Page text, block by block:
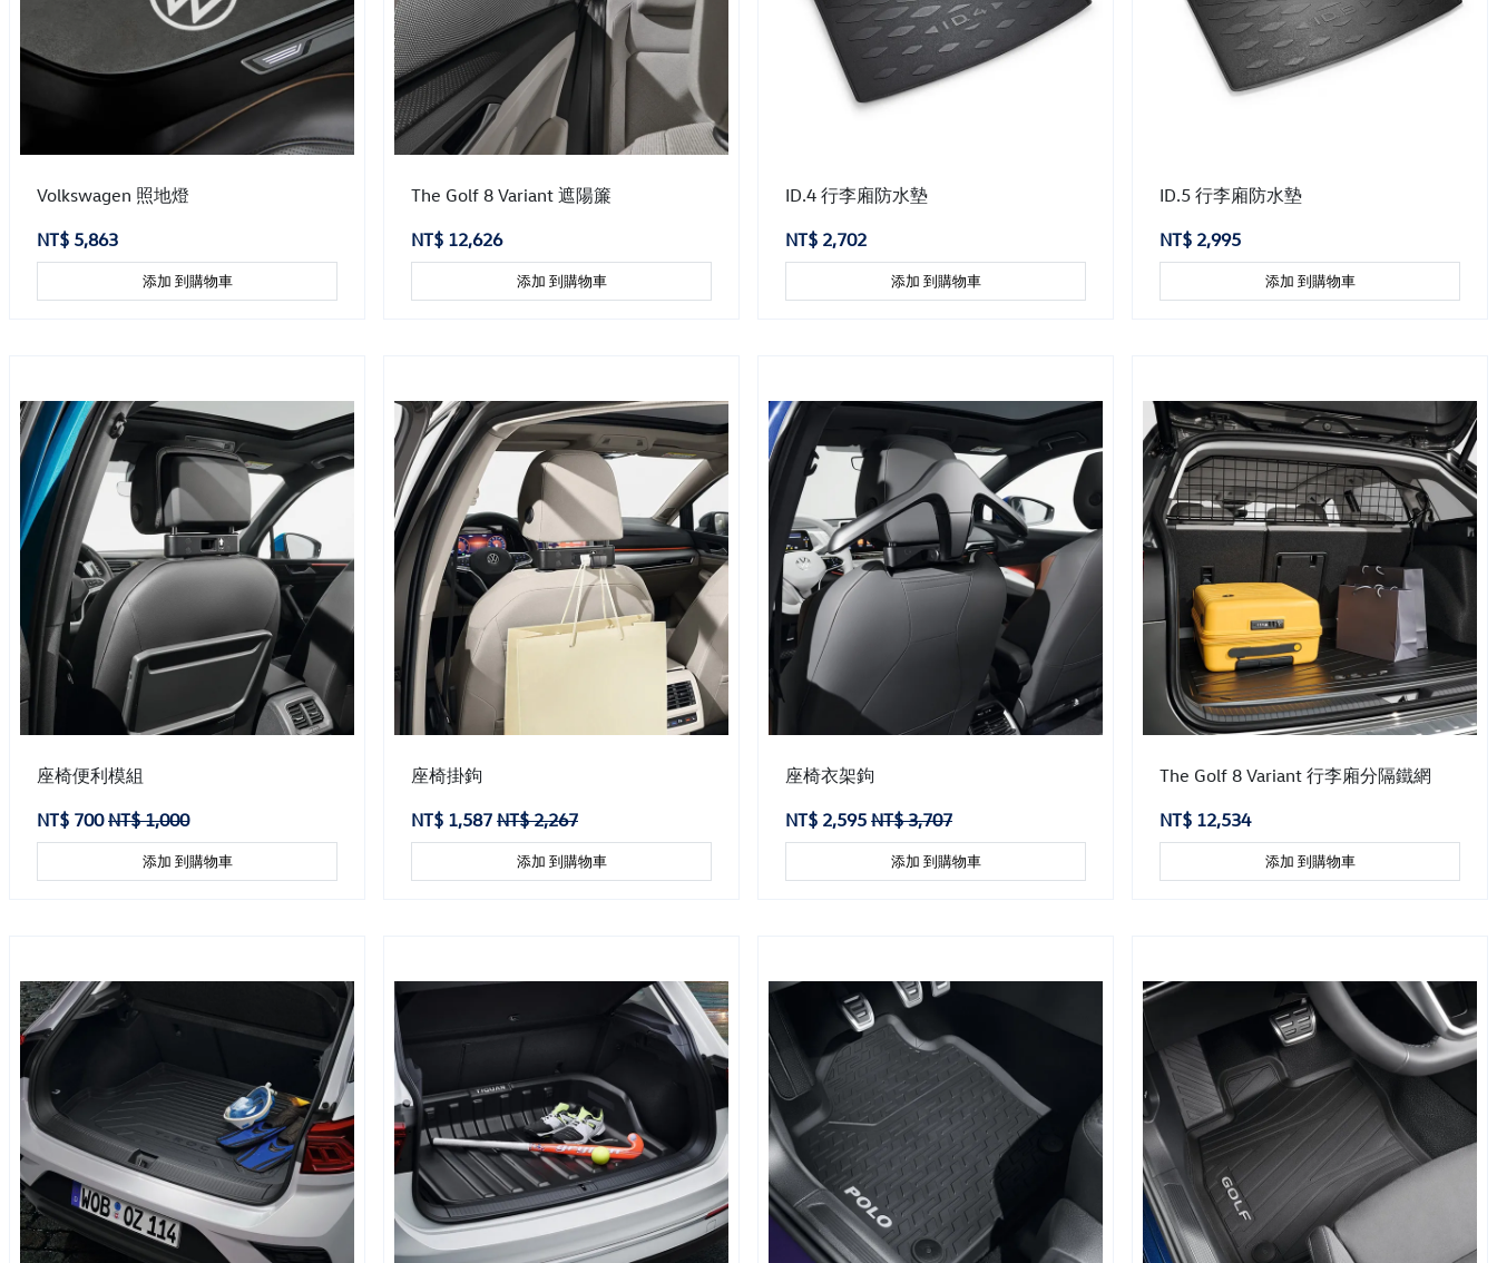
Volkswagen 照地燈
NT$ 5,863
添加 到購物車
The Golf 8 Variant 遮陽簾
NT$ 12,626
添加 到購物車
ID.4 行李廂防水墊
NT$ 2,702
添加 到購物車
ID.5 行李廂防水墊
NT$ 2,995
添加 到購物車
座椅便利模組
NT$ 700NT$ 1,000
添加 到購物車
座椅掛鉤
NT$ 1,587 NT$ 2,267
添加 到購物車
座椅衣架鉤
NT$ 2,595 NT$ 3,707
添加 到購物車
The Golf 8 Variant 行李廂分隔鐵網
NT$ 12,534
添加 到購物車